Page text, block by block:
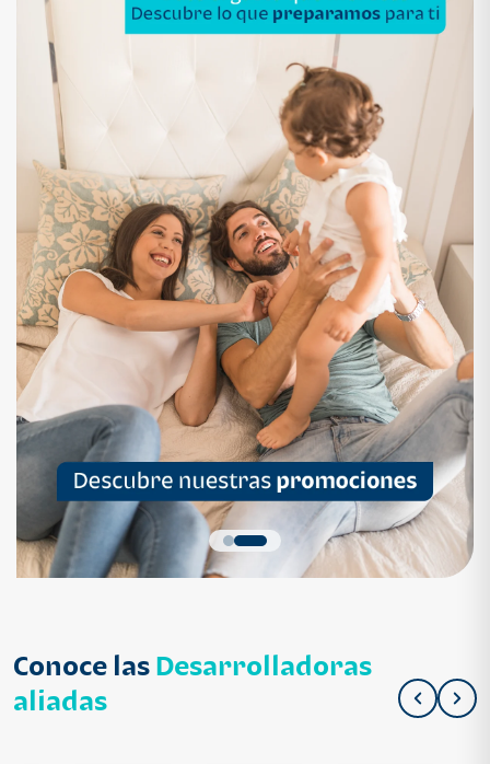
Conoce las Desarrolladoras
aliadas